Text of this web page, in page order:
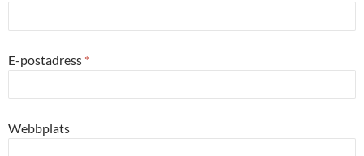
E-postadress *
Webbplats